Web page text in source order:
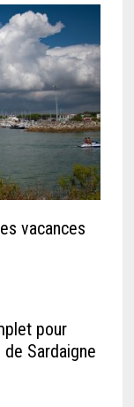
vacances
pour
Sardaigne